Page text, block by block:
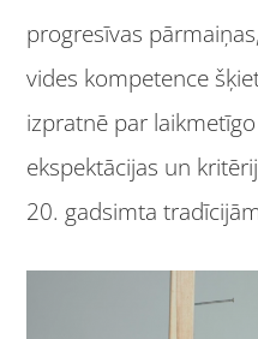
progresīvas
vides kompetence
izpratnē par
ekspektācijas un
20. gadsimta